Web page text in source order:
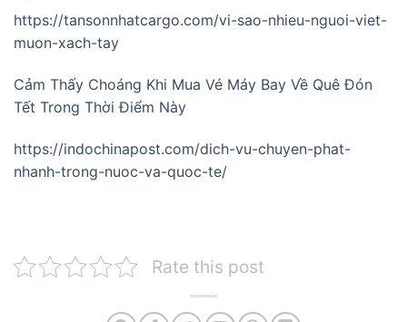
https://tansonnhatcargo.com/vi-sao-nhieu-nguoi-viet-
muon-xach-tay
Cảm Thấy Choáng Khi Mua Vé Máy Bay Về Quê Đón
Tết Trong Thời Điểm Này
https://indochinapost.com/dich-vu-chuyen-phat-
nhanh-trong-nuoc-va-quoc-te/
Rate this post